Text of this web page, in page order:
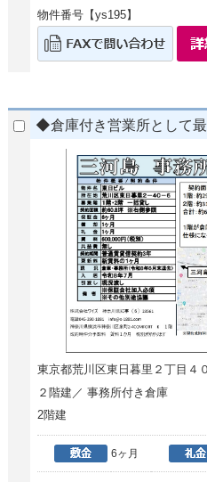
物件番号【ys195】
◆倉庫付き営業所として
東京都荒川区東日暮里２丁目４
２階建／ 事務所付き倉庫
2階建
6ヶ月